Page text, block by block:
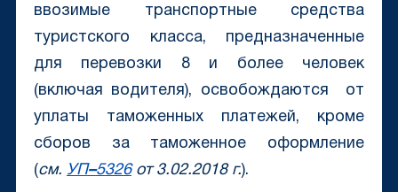
ввозимые транспортные средства
туристского класса, предназначенные
для перевозки 8 и более человек
(включая водителя), освобождаются от
уплаты таможенных платежей, кроме
сборов за таможенное оформление
(см. УП–5326от 3.02.2018 г.).